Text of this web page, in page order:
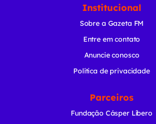
Institucional
Sobre a Gazeta FM
Entre em contato
Anuncie conosco
Política de privacidade
Parceiros
Fundação Cásper Líbero